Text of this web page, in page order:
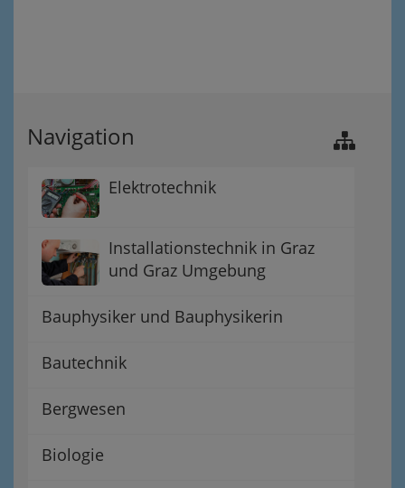
Navigation
Elektrotechnik
Installationstechnik in Graz
und Graz Umgebung
Bauphysiker und Bauphysikerin
Bautechnik
Bergwesen
Biologie